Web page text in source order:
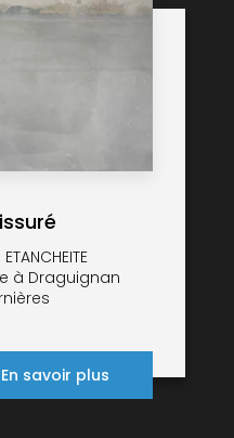
ETANCHEITE
à Draguignan
En savoir plus